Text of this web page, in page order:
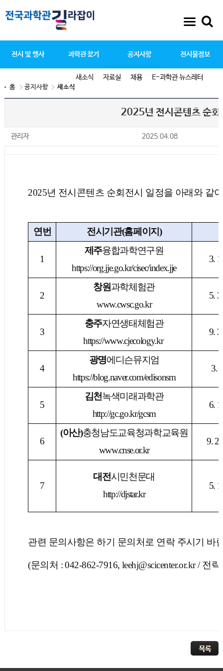
전시 및 행사 과학관 찾기 공지사항
새소식 자료실 채용 E-과학관 뉴스레터
전시물정보
홈 공지사항 새소식
2025년 전시콘텐츠 순
관리자 2025.04.08
2025년 전시콘텐츠 순회전시 일정을 아래와 같
연번 전시기관(홈페이지 )
1
제주융합과학연구원
https://org.jje.go.kr/cisec/index.jje
3.
2
창원과학체험관
www.cwsc.go.kr
5.
3
충주자연생태체험관
https://www.cjecology.kr
9.
4
광명에디슨뮤지엄
https://blog.naver.com/edisonsm
3.
5
김천녹색미래과학관
http://gc.go.kr/gcsm
6.
6
(아산)충청남도교육청과학교육원
www.cnse.or.kr
9.
7
대전시민천문대
http://djstar.kr
5.
관련 문의사항은 하기 문의처로 연락 주시기 바
(문의처 : 042-862-7916, leehj@scicenter.or.kr / 전